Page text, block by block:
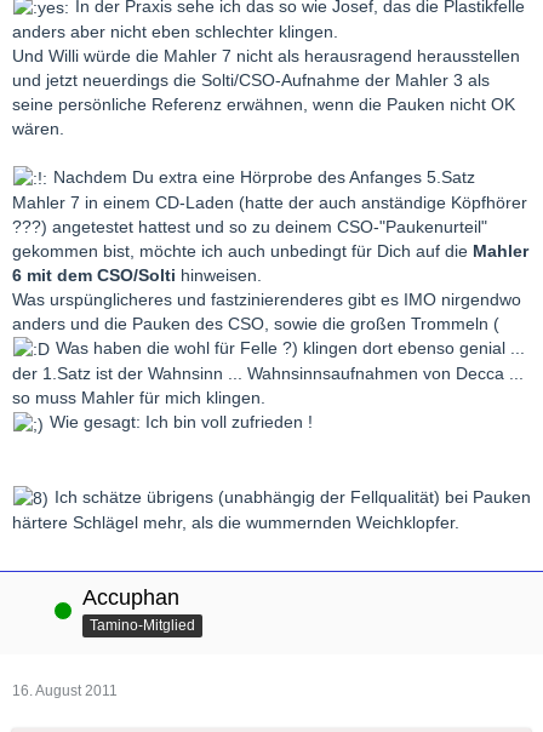
In der Praxis sehe ich das so wie Josef, das die Plastikfelle
anders aber nicht eben schlechter klingen.
Und Willi würde die Mahler 7 nicht als herausragend herausstellen
und jetzt neuerdings die Solti/CSO-Aufnahme der Mahler 3 als
seine persönliche Referenz erwähnen, wenn die Pauken nicht OK
wären.
Nachdem Du extra eine Hörprobe des Anfanges 5.Satz
Mahler 7 in einem CD-Laden (hatte der auch anständige Köpfhörer
???) angetestet hattest und so zu deinem CSO-"Paukenurteil"
gekommen bist, möchte ich auch unbedingt für Dich auf die Mahler
6 mit dem CSO/Solti hinweisen.
Was urspünglicheres und fastzinierenderes gibt es IMO nirgendwo
anders und die Pauken des CSO, sowie die großen Trommeln (
Was haben die wohl für Felle ?) klingen dort ebenso genial ...
der 1.Satz ist der Wahnsinn ... Wahnsinnsaufnahmen von Decca ...
so muss Mahler für mich klingen.
Wie gesagt: Ich bin voll zufrieden !
Ich schätze übrigens (unabhängig der Fellqualität) bei Pauken
härtere Schlägel mehr, als die wummernden Weichklopfer.
Online Accuphan
Tamino-Mitglied
16. August 2011